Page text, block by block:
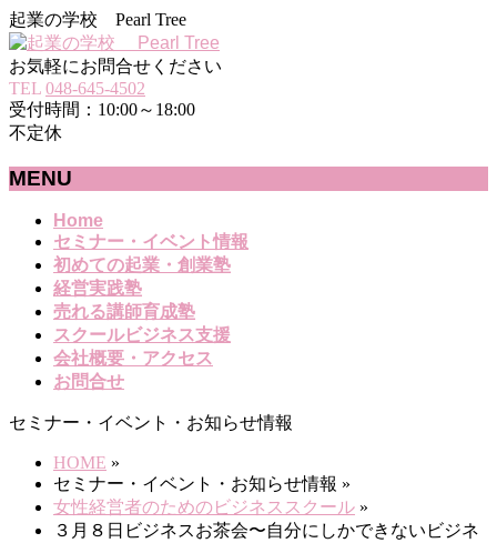
起業の学校 Pearl Tree
お気軽にお問合せください
TEL 048-645-4502
受付時間：10:00～18:00
不定休
MENU
Home
セミナー・イベント情報
初めての起業・創業塾
経営実践塾
売れる講師育成塾
スクールビジネス支援
会社概要・アクセス
お問合せ
セミナー・イベント・お知らせ情報
HOME »
セミナー・イベント・お知らせ情報 »
女性経営者のためのビジネススクール »
３月８日ビジネスお茶会〜自分にしかできないビジネ